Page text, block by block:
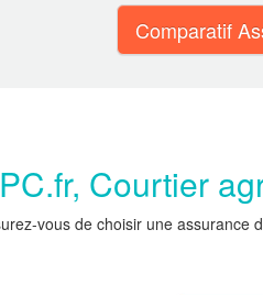
Comparatif
Courtier
vous de choisir une